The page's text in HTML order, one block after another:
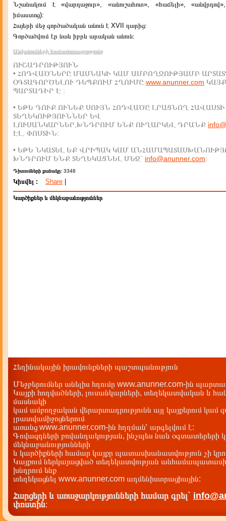
Նշանակում է «վարդաջուր», «անուշահոտ», «հաճելի», «անվրդով»,
իմաստոց):
Հայերի մեջ գործածական անուն է XVII դարից։
Գործածվում էր նաև իբրև արական անուն։
Անվանումների համառոտագրությունը
ՈՒՇԱԴՐՈՒԹՅՈՒՆ
• ՀՈԴՎԱԾՆԵՐԸ ՄԱՍՆԱԿԻ ԿԱՄ ԱՄԲՈՂՋՈՒԹՅԱՄԲ
ՕԳՏԱԳՈՐԾԵԼՈՒ ԴԵՊՔՈՒՄ ՀՂՈՒՄԸ www.anunner.com
ՊԱՐՏԱԴԻՐ Է :
• ԵԹԵ ԴՈՒՔ ՈՒՆԵՔ ՍՈՒՅՆ ՀՈԴՎԱԾԸ ԼՐԱՑՆՈՂ ՀԱՎԱՍՏԻ
ՏԵՂԵԿՈՒԹՅՈՒՆՆԵՐ ԵՎ
ԼՈՒՍԱՆԿԱՐՆԵՐ,ԽՆԴՐՈՒՄ ԵՆՔ ՈՒՂԱՐԿԵԼ ԴՐԱՆՔ
ԷԼ. ՓՈՍՏԻՆ:
• ԵԹԵ ՆԿԱՏԵԼ ԵՔ ՎՐԻՊԱԿ ԿԱՄ
ԽՆԴՐՈՒՄ ԵՆՔ ՏԵՂԵԿԱՑՆԵԼ ՄԵԶ` info@anunner.com:
Դիտումների քանակը: 3348
Կիսվել : Share
Կարծիքներ և մեկնաբանություններ
Հեղինակային իրավունքների պաշտպանություն
Մեջբերումներ անելիս հղումը www.anunner.com-ին
Կայքի հոդվածների, լուսանկարների, տեղեկատվական և
մասնակի
կամ ամբողջական վերարտադրությունն այլ կայքերում կամ
լրատվամիջոցներում
առանց www.anunner.com-ին հղղման՝ արգելվում է:
Գովազդների բովանդակության, ինչպես նաև օգտատերերի
մեկնաբանությունների
և կարծիքների համար կայքը պատասխանատվություն չի
Կայքում ներկայացված տեղեկատվության
խնդրում ենք
տեղեկացնել www.anunner.com ադմենիստրացիային:
Հարցերի և առաջարկությունների համար գրել`
փոստին: